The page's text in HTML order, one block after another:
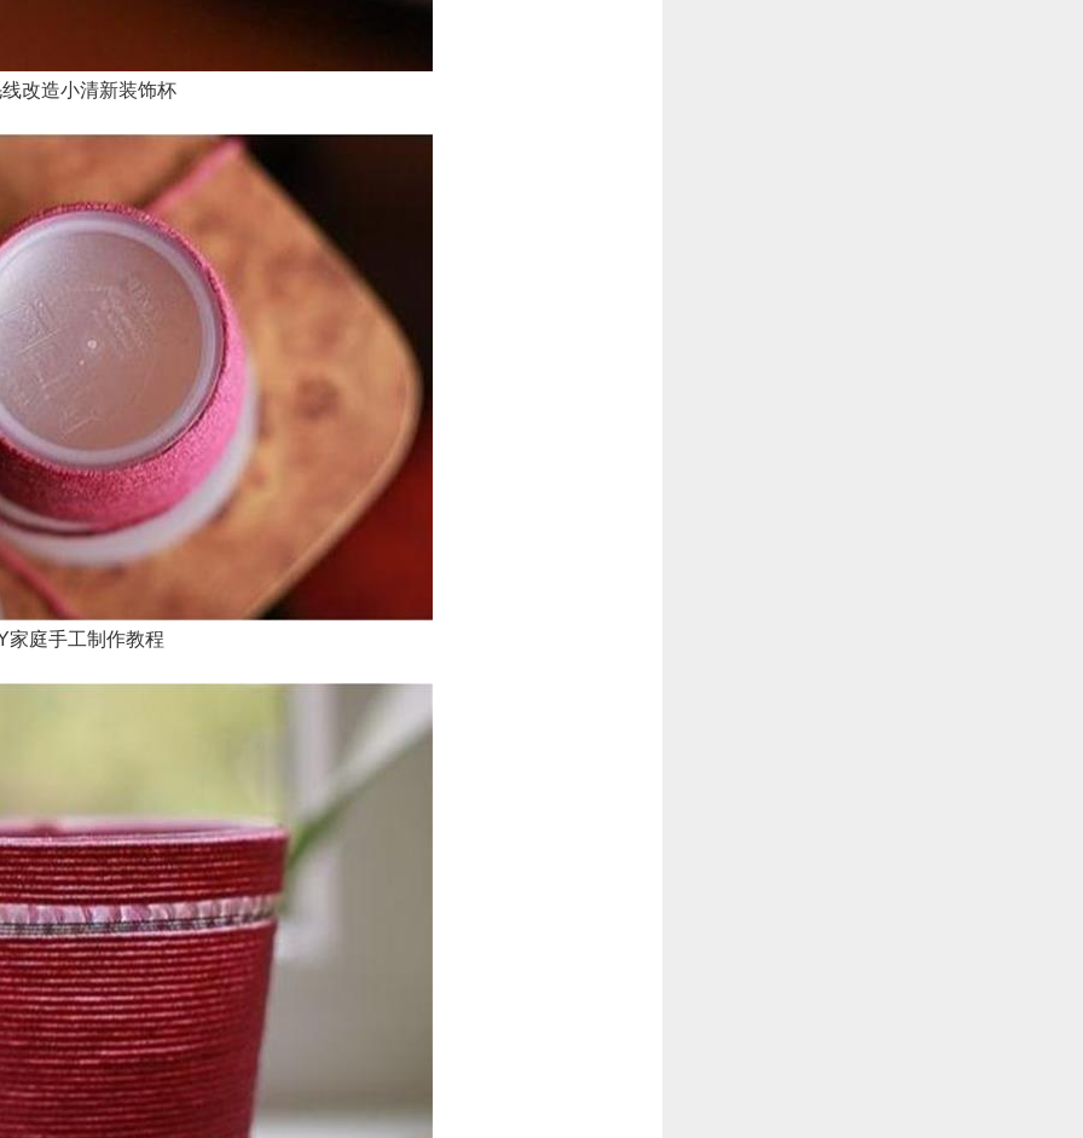
改造小清新装饰杯
家庭手工制作教程